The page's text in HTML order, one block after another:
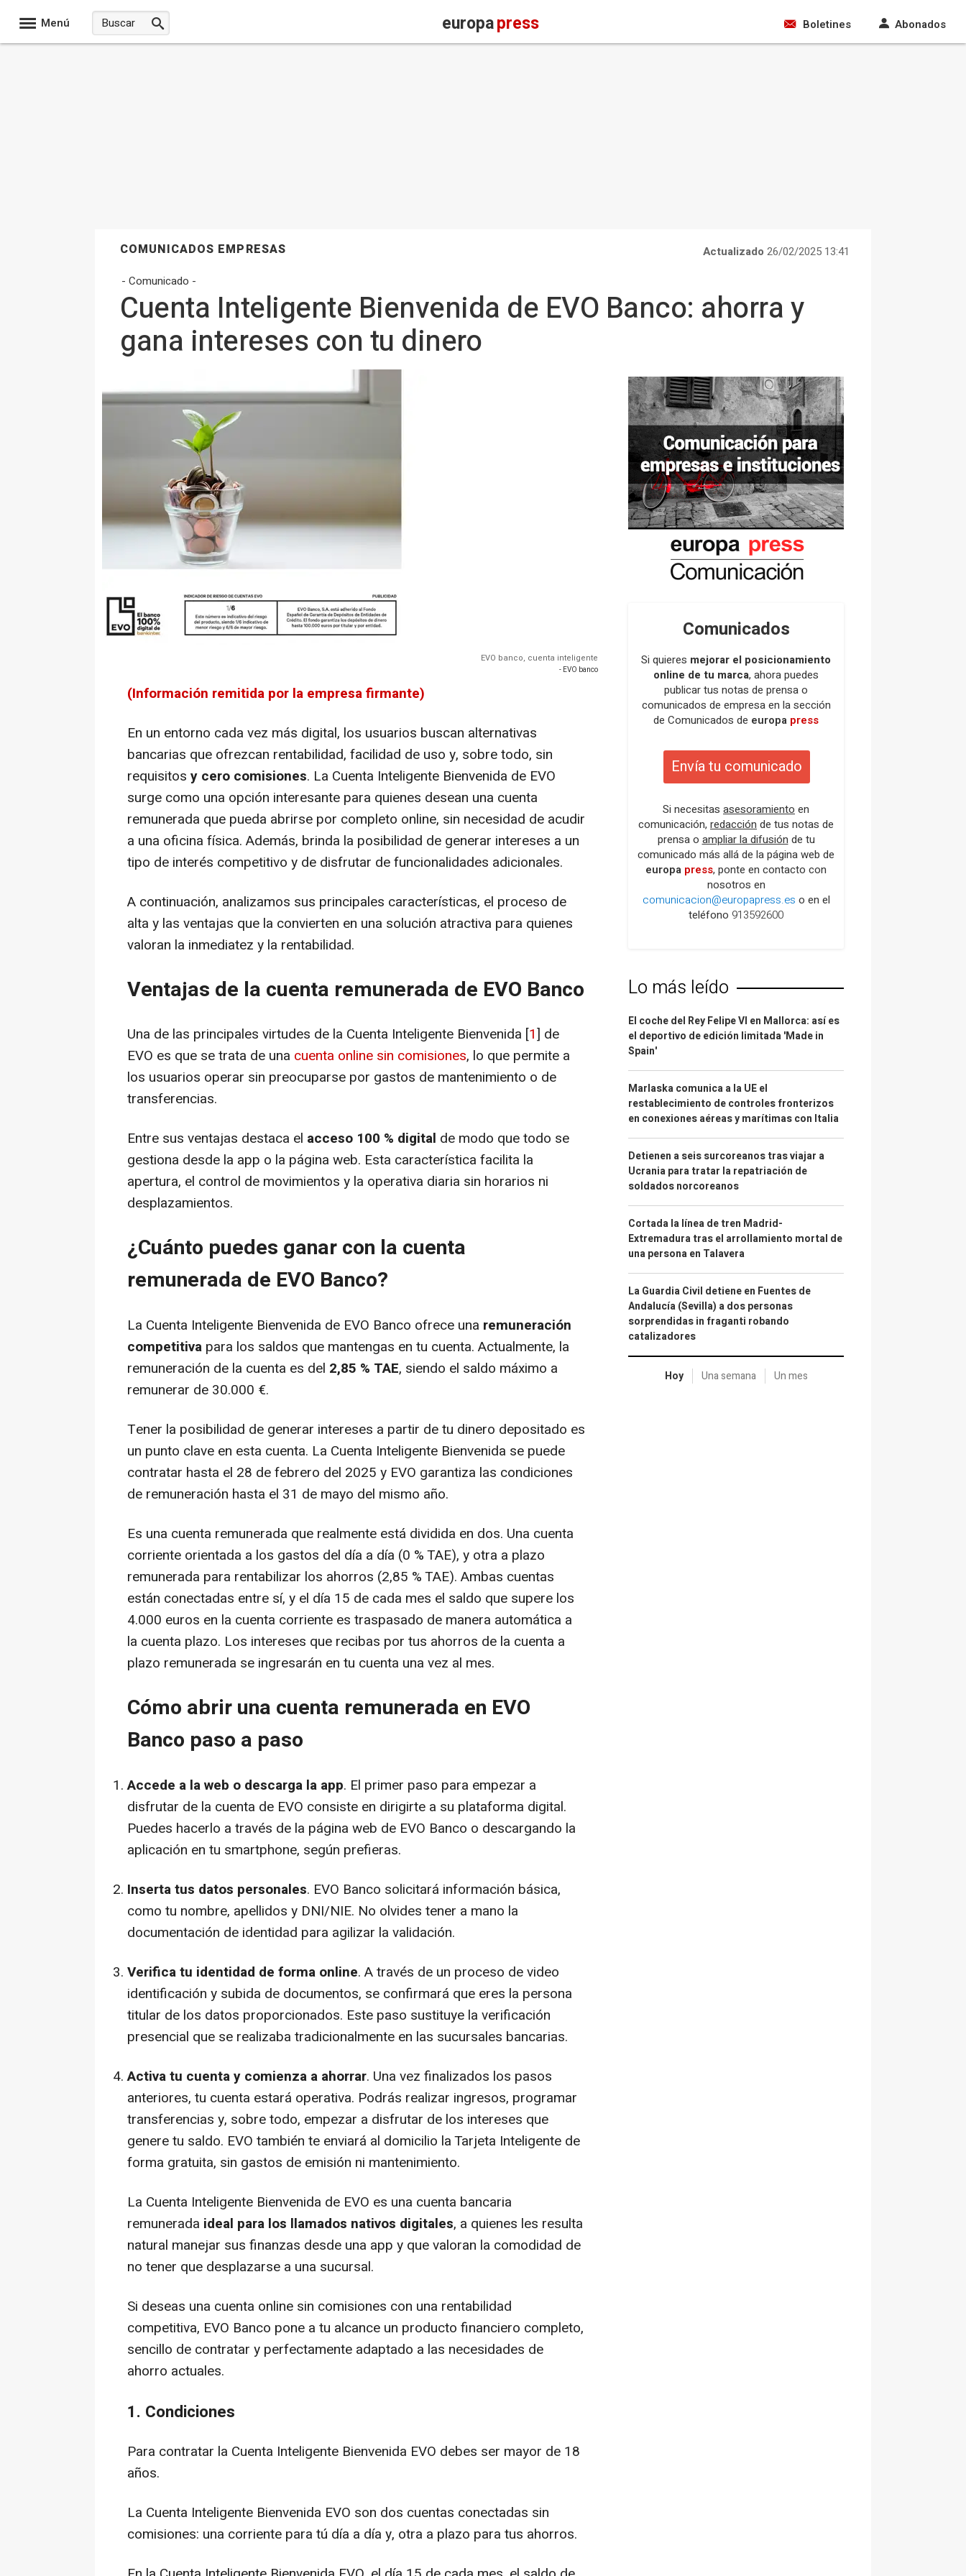
Menú europapress Boletines Abonados
COMUNICADOS EMPRESAS Actualizado 26/02/2025 13:41
- Comunicado -
Cuenta Inteligente Bienvenida de EVO Banco: ahorra y
gana intereses con tu dinero
EVO banco, cuenta inteligente
- EVO banco
(Información remitida por la empresa firmante)
En un entorno cada vez más digital, los usuarios buscan alternativas
bancarias que ofrezcan rentabilidad, facilidad de uso y, sobre todo, sin
requisitos y cero comisiones. La Cuenta Inteligente Bienvenida de EVO
surge como una opción interesante para quienes desean una cuenta
remunerada que pueda abrirse por completo online, sin necesidad de acudir
a una oficina física. Además, brinda la posibilidad de generar intereses a un
tipo de interés competitivo y de disfrutar de funcionalidades adicionales.
A continuación, analizamos sus principales características, el proceso de
alta y las ventajas que la convierten en una solución atractiva para quienes
valoran la inmediatez y la rentabilidad.
Ventajas de la cuenta remunerada de EVO Banco
Una de las principales virtudes de la Cuenta Inteligente Bienvenida [1] de
EVO es que se trata de una cuenta online sin comisiones, lo que permite a
los usuarios operar sin preocuparse por gastos de mantenimiento o de
transferencias.
Entre sus ventajas destaca el acceso 100 % digital de modo que todo se
gestiona desde la app o la página web. Esta característica facilita la
apertura, el control de movimientos y la operativa diaria sin horarios ni
desplazamientos.
¿Cuánto puedes ganar con la cuenta
remunerada de EVO Banco?
La Cuenta Inteligente Bienvenida de EVO Banco ofrece una remuneración
competitiva para los saldos que mantengas en tu cuenta. Actualmente, la
remuneración de la cuenta es del 2,85 % TAE, siendo el saldo máximo a
remunerar de 30.000 €.
Tener la posibilidad de generar intereses a partir de tu dinero depositado es
un punto clave en esta cuenta. La Cuenta Inteligente Bienvenida se puede
contratar hasta el 28 de febrero del 2025 y EVO garantiza las condiciones
de remuneración hasta el 31 de mayo del mismo año.
Es una cuenta remunerada que realmente está dividida en dos. Una cuenta
corriente orientada a los gastos del día a día (0 % TAE), y otra a plazo
remunerada para rentabilizar los ahorros (2,85 % TAE). Ambas cuentas
están conectadas entre sí, y el día 15 de cada mes el saldo que supere los
4.000 euros en la cuenta corriente es traspasado de manera automática a
la cuenta plazo. Los intereses que recibas por tus ahorros de la cuenta a
plazo remunerada se ingresarán en tu cuenta una vez al mes.
Cómo abrir una cuenta remunerada en EVO
Banco paso a paso
Accede a la web o descarga la app. El primer paso para empezar a
disfrutar de la cuenta de EVO consiste en dirigirte a su plataforma digital.
Puedes hacerlo a través de la página web de EVO Banco o descargando la
aplicación en tu smartphone, según prefieras.
Inserta tus datos personales. EVO Banco solicitará información básica,
como tu nombre, apellidos y DNI/NIE. No olvides tener a mano la
documentación de identidad para agilizar la validación.
Verifica tu identidad de forma online. A través de un proceso de video
identificación y subida de documentos, se confirmará que eres la persona
titular de los datos proporcionados. Este paso sustituye la verificación
presencial que se realizaba tradicionalmente en las sucursales bancarias.
Activa tu cuenta y comienza a ahorrar. Una vez finalizados los pasos
anteriores, tu cuenta estará operativa. Podrás realizar ingresos, programar
transferencias y, sobre todo, empezar a disfrutar de los intereses que
genere tu saldo. EVO también te enviará al domicilio la Tarjeta Inteligente de
forma gratuita, sin gastos de emisión ni mantenimiento.
La Cuenta Inteligente Bienvenida de EVO es una cuenta bancaria
remunerada ideal para los llamados nativos digitales, a quienes les resulta
natural manejar sus finanzas desde una app y que valoran la comodidad de
no tener que desplazarse a una sucursal.
Si deseas una cuenta online sin comisiones con una rentabilidad
competitiva, EVO Banco pone a tu alcance un producto financiero completo,
sencillo de contratar y perfectamente adaptado a las necesidades de
ahorro actuales.
1. Condiciones
Para contratar la Cuenta Inteligente Bienvenida EVO debes ser mayor de 18
años.
La Cuenta Inteligente Bienvenida EVO son dos cuentas conectadas sin
comisiones: una corriente para tú día a día y, otra a plazo para tus ahorros.
Comunicados
Si quieres mejorar el posicionamiento
online de tu marca, ahora puedes
publicar tus notas de prensa o
comunicados de empresa en la sección
de Comunicados de europa press
Envía tu comunicado
Si necesitas asesoramiento en
comunicación, redacción de tus notas de
prensa o ampliar la difusión de tu
comunicado más allá de la página web de
europa press, ponte en contacto con
nosotros en
comunicacion@europapress.es o en el
teléfono 913592600
Lo más leído
El coche del Rey Felipe VI en Mallorca: así es
el deportivo de edición limitada 'Made in
Spain'
Marlaska comunica a la UE el
restablecimiento de controles fronterizos
en conexiones aéreas y marítimas con Italia
Detienen a seis surcoreanos tras viajar a
Ucrania para tratar la repatriación de
soldados norcoreanos
Cortada la línea de tren Madrid-
Extremadura tras el arrollamiento mortal de
una persona en Talavera
La Guardia Civil detiene en Fuentes de
Andalucía (Sevilla) a dos personas
sorprendidas in fraganti robando
catalizadores
Hoy Una semana Un mes